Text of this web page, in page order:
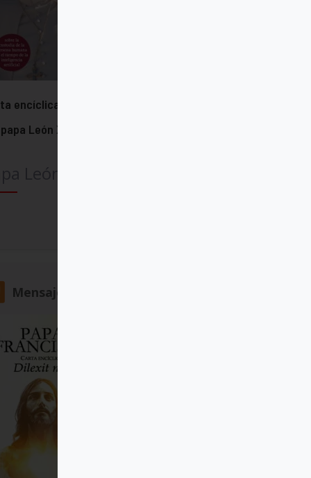
encíclica "Magnifica humanitas"
León XIV
Mensajero